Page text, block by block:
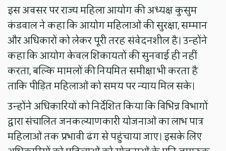
इस अवसर पर राज्य महिला आयोग की अध्यक्ष कुसुम
कंडवाल ने कहा कि आयोग महिलाओं की सुरक्षा, सम्मान
और अधिकारों को लेकर पूरी तरह संवेदनशील है। उन्होंने
कहा कि आयोग केवल शिकायतों की सुनवाई ही नहीं
करता, बल्कि मामलों की नियमित समीक्षा भी करता है
ताकि पीड़ित महिलाओं को समय पर न्याय मिल सके।
उन्होंने अधिकारियों को निर्देशित किया कि विभिन्न विभागों
द्वारा संचालित जनकल्याणकारी योजनाओं का लाभ पात्र
महिलाओं तक प्रभावी ढंग से पहुंचाया जाए। इसके लिए